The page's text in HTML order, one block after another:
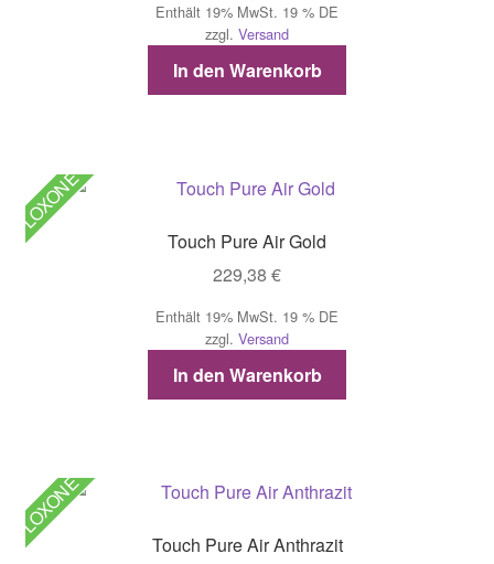
Enthält 19% MwSt. 19 % DE
zzgl. Versand
In den Warenkorb
LOXONE
Touch Pure Air Gold
229,38 €
Enthält 19% MwSt. 19 % DE
zzgl. Versand
In den Warenkorb
LOXONE
Touch Pure Air Anthrazit